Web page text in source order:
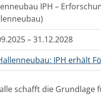
IPH –
– 31.12.2028
IPH erhält
schafft die